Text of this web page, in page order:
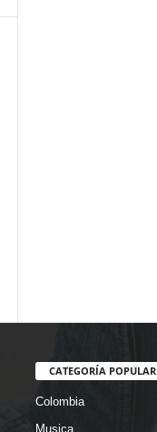
CATEGORÍA POPULAR
Colombia
Musica